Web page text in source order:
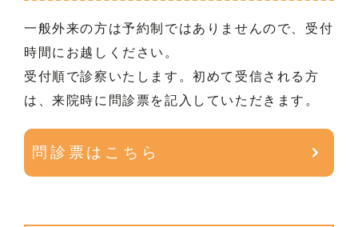
一般外来の方は予約制ではありませんので、受付
時間にお越しください。
受付順で診察いたします。初めて受信される方
は、来院時に問診票を記入していただきます。
問診票はこちら